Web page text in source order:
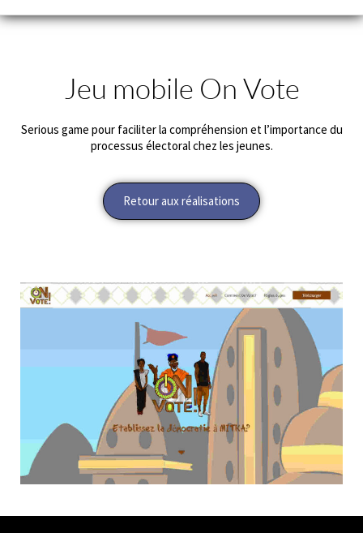
Jeu mobile On Vote
Serious game pour faciliter la compréhension et l’importance du
processus électoral chez les jeunes.
Retour aux réalisations